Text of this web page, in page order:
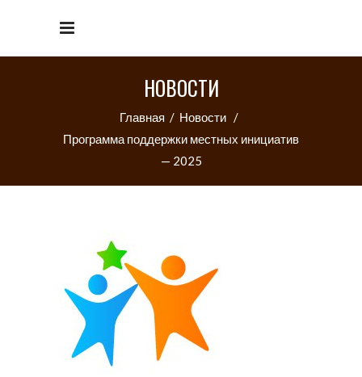
НОВОСТИ
Главная / Новости /
Программа поддержки местных инициатив
— 2025